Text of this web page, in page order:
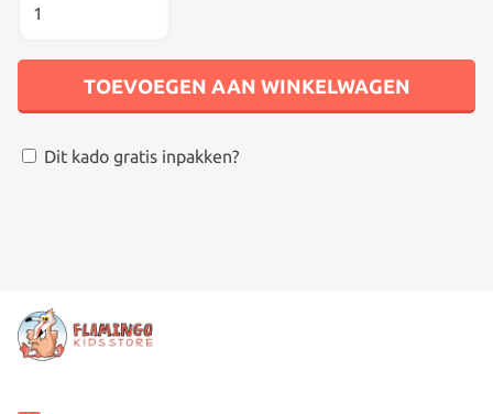
FLEUR
TOEVOEGEN AAN WINKELWAGEN
Dit kado gratis inpakken?